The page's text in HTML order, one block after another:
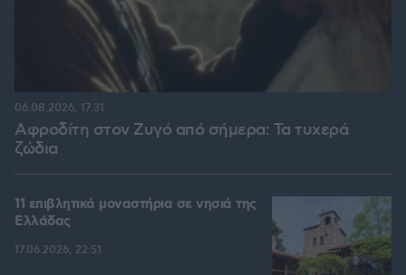
Αφροδίτη στον Ζυγό από σήμερα: Τα τυχερά
ζώδια
06.08.2026, 17:31
11 επιβλητικά μοναστήρια σε νησιά της
Ελλάδας
17.06.2026, 22:51